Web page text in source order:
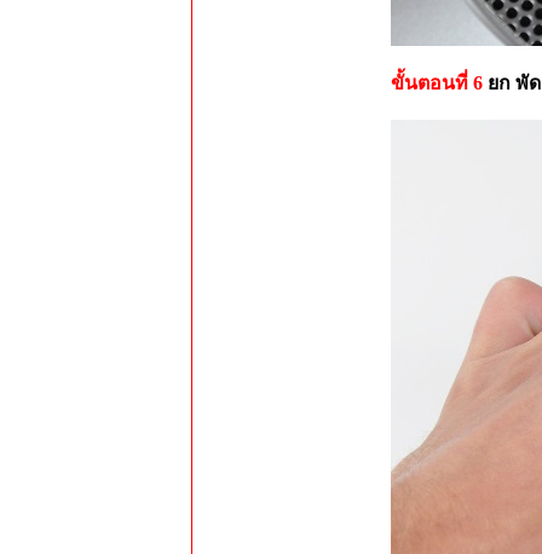
ขั้นตอนที่ 6 ยก พั